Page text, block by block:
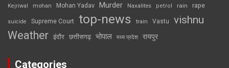
Kejriwal mohan Mohan Yadav Murder Naxalites petrol rain rape
suicide Supreme Court top-news train Vastu vishnu
Weather इंदौर छत्तीसगढ़ भोपाल मध्य प्रदेश रायपुर
Categories